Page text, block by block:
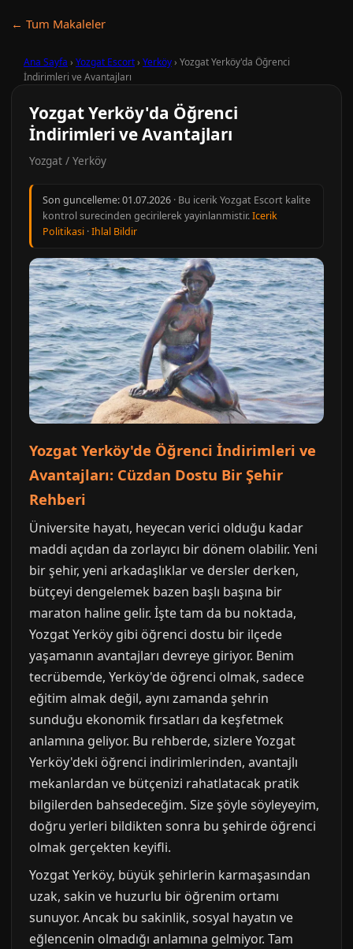
← Tum Makaleler
Ana Sayfa › Yozgat Escort› Yerköy› Yozgat Yerköy'da Öğrenci
İndirimleri ve Avantajları
Yozgat Yerköy'da Öğrenci
İndirimleri ve Avantajları
Yozgat / Yerköy
Son guncelleme:01.07.2026 · Bu icerik Yozgat Escort kalite
kontrol surecinden gecirilerek yayinlanmistir.Icerik
Politikasi ·Ihlal Bildir
Yozgat Yerköy'de Öğrenci İndirimleri ve
Avantajları: Cüzdan Dostu Bir Şehir
Rehberi
Üniversite hayatı, heyecan verici olduğu kadar
maddi açıdan da zorlayıcı bir dönem olabilir. Yeni
bir şehir, yeni arkadaşlıklar ve dersler derken,
bütçeyi dengelemek bazen başlı başına bir
maraton haline gelir. İşte tam da bu noktada,
Yozgat Yerköy gibi öğrenci dostu bir ilçede
yaşamanın avantajları devreye giriyor. Benim
tecrübemde, Yerköy'de öğrenci olmak, sadece
eğitim almak değil, aynı zamanda şehrin
sunduğu ekonomik fırsatları da keşfetmek
anlamına geliyor. Bu rehberde, sizlere Yozgat
Yerköy'deki öğrenci indirimlerinden, avantajlı
mekanlardan ve bütçenizi rahatlatacak pratik
bilgilerden bahsedeceğim. Size şöyle söyleyeyim,
doğru yerleri bildikten sonra bu şehirde öğrenci
olmak gerçekten keyifli.
Yozgat Yerköy, büyük şehirlerin karmaşasından
uzak, sakin ve huzurlu bir öğrenim ortamı
sunuyor. Ancak bu sakinlik, sosyal hayatın ve
eğlencenin olmadığı anlamına gelmiyor. Tam